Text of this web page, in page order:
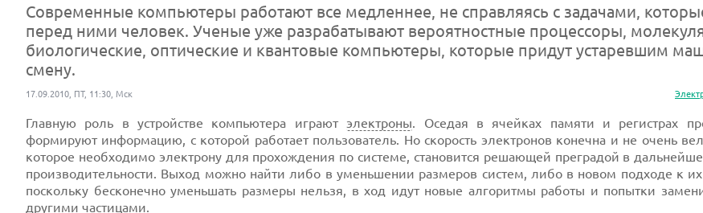
Современные компьютеры работают все медленнее, не справляясь с задачами,
перед ними человек. Ученые уже разрабатывают вероятностные процессоры,
биологические, оптические и квантовые компьютеры, которые придут устаревшим
смену.
17.09.2010, ПТ, 11:30, Мск
Главную роль в устройстве компьютера играют электроны. Оседая в ячейках памяти и регистрах
формируют информацию, с которой работает пользователь. Но скорость электронов конечна и не очень
которое необходимо электрону для прохождения по системе, становится решающей преградой в
производительности. Выход можно найти либо в уменьшении размеров систем, либо в новом подходе к их
поскольку бесконечно уменьшать размеры нельзя, в ход идут новые алгоритмы работы и попытки
другими частицами.